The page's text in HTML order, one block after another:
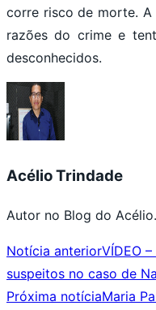
corre risco de morte. A
razões do crime e
desconhecidos.
Acélio Trindade
Autor no Blog do Acélio.
Notícia anteriorVÍDEO
suspeitos no caso de
Próxima notíciaMaria